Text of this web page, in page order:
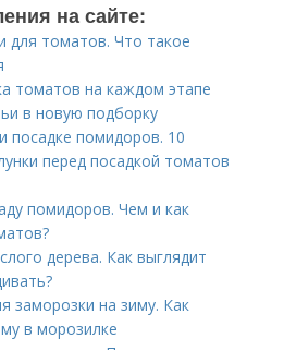
на сайте:
для томатов. Что такое
томатов на каждом этапе
в новую подборку
посадке помидоров. 10
перед посадкой томатов
помидоров. Чем и как
дерева. Как выглядит
заморозки на зиму. Как
в морозилке